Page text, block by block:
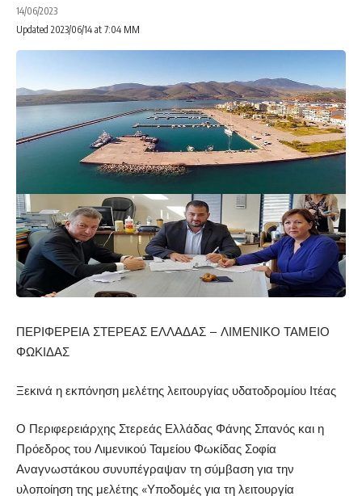
14/06/2023
Updated 2023/06/14 at 7:04 ΜΜ
ΠΕΡΙΦΕΡΕΙΑ ΣΤΕΡΕΑΣ ΕΛΛΑΔΑΣ – ΛΙΜΕΝΙΚΟ ΤΑΜΕΙΟ
ΦΩΚΙΔΑΣ
Ξεκινά η εκπόνηση μελέτης λειτουργίας υδατοδρομίου Ιτέας
Ο Περιφερειάρχης Στερεάς Ελλάδας Φάνης Σπανός και η
Πρόεδρος του Λιμενικού Ταμείου Φωκίδας Σοφία
Αναγνωστάκου συνυπέγραψαν τη σύμβαση για την
υλοποίηση της μελέτης «Υποδομές για τη λειτουργία